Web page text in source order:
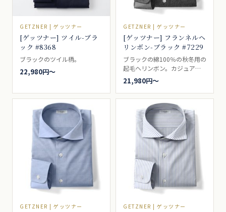
GETZNER | ゲッツナー
[ゲッツナー] ツイル-ブラ
ック #8368
ブラックのツイル柄。
22,980円〜
GETZNER | ゲッツナー
[ゲッツナー] フランネルヘ
リンボン-ブラック #7229
ブラックの綿100％の秋冬用の
起毛ヘリンボン。カジュアル
シャツ向き。
21,980円〜
GETZNER | ゲッツナー GETZNER | ゲッツナー